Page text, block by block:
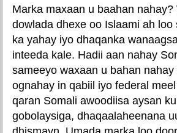
Marka maxaan u baahan
dowlada dhexe oo Islaami ah
ka yahay iyo dhaqanka
inteeda kale. Hadii aan nahay
sameeyo waxaan u bahan
ognahay in qabiil iyo federal
qaran Somali awoodiisa aysan
gobolaysiga, dhaqaalaheenana